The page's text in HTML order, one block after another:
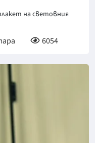
на световния
6054